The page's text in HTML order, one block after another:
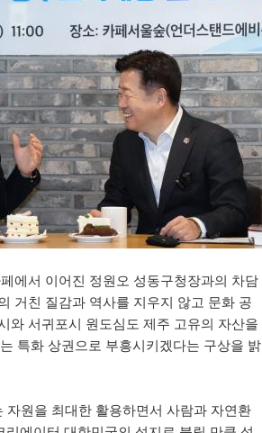
에서 이어진 정원오 성동구청장과의 차담
거친 질감과 역사를 지우지 않고 문화 공
와 서귀포시 원도심도 제주 고유의 자산을
특화 상권으로 부흥시키겠다는 구상을 밝
자원을 최대한 활용하면서 사람과 자연환